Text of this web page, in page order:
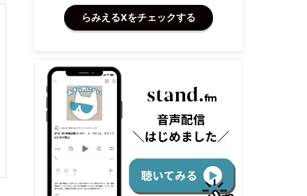
らみえるXをチェックする